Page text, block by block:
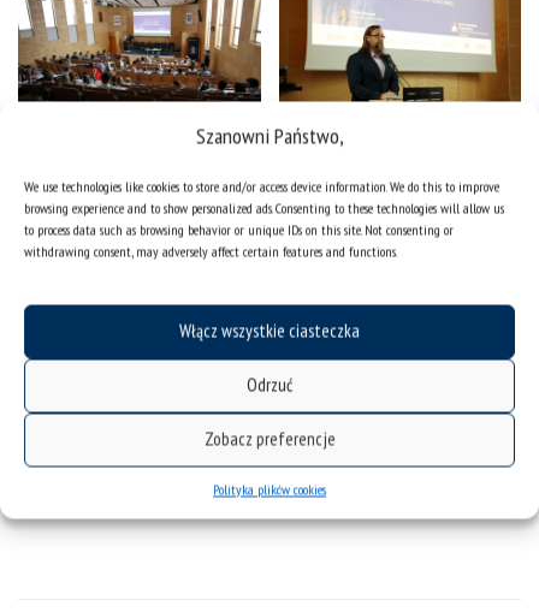
Szanowni Państwo,
We use technologies like cookies to store and/or access device information. We do this to improve
browsing experience and to show personalized ads. Consenting to these technologies will allow us
to process data such as browsing behavior or unique IDs on this site. Not consenting or
withdrawing consent, may adversely affect certain features and functions.
Włącz wszystkie ciasteczka
Odrzuć
Zobacz preferencje
Polityka plików cookies